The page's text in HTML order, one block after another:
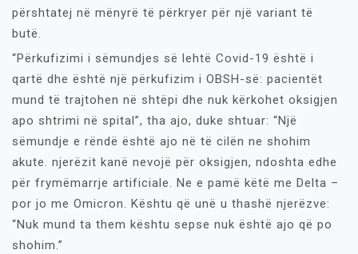
përshtatej në mënyrë të përkryer për një variant të
butë.
“Përkufizimi i sëmundjes së lehtë Covid-19 është i
qartë dhe është një përkufizim i OBSH-së: pacientët
mund të trajtohen në shtëpi dhe nuk kërkohet oksigjen
apo shtrimi në spital”, tha ajo, duke shtuar: “Një
sëmundje e rëndë është ajo në të cilën ne shohim
akute. njerëzit kanë nevojë për oksigjen, ndoshta edhe
për frymëmarrje artificiale. Ne e pamë këtë me Delta –
por jo me Omicron. Kështu që unë u thashë njerëzve:
“Nuk mund ta them kështu sepse nuk është ajo që po
shohim.”